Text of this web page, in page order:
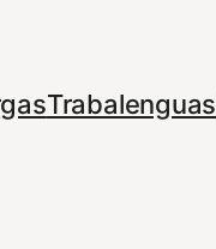
Trabalenguas